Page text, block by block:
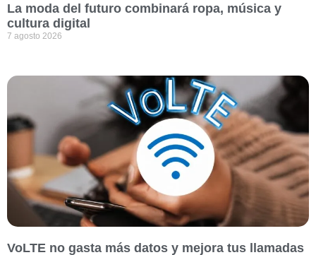
La moda del futuro combinará ropa, música y
cultura digital
7 agosto 2026
VoLTE no gasta más datos y mejora tus llamadas